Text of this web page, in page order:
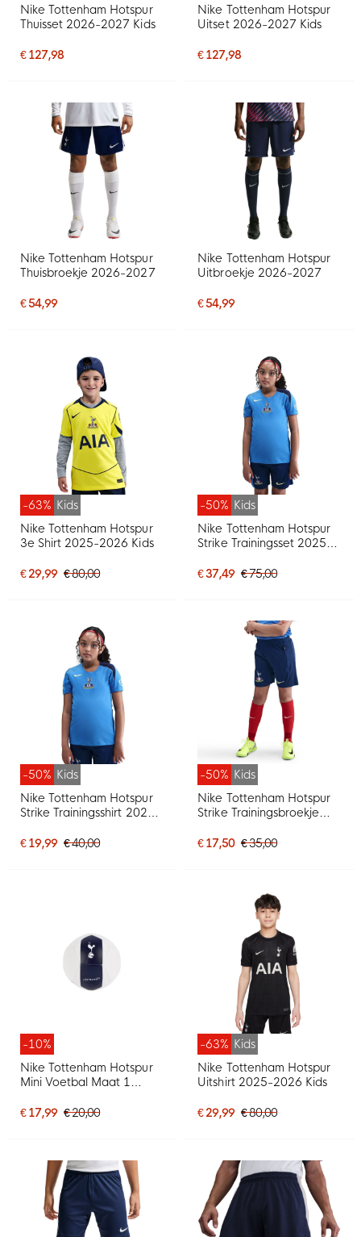
Nike Tottenham Hotspur
Thuisset 2026-2027 Kids
€ 127,98
Nike Tottenham Hotspur
Uitset 2026-2027 Kids
€ 127,98
Nike Tottenham Hotspur
Thuisbroekje 2026-2027
€ 54,99
Nike Tottenham Hotspur
Uitbroekje 2026-2027
€ 54,99
-63% Kids
Nike Tottenham Hotspur
3e Shirt 2025-2026 Kids
€ 29,99 € 80,00
-50% Kids
Nike Tottenham Hotspur
Strike Trainingsset 2025-
Donkerblauw Felgeel
€ 37,49 € 75,00
-50% Kids
Nike Tottenham Hotspur
Strike Trainingsshirt 2025-
Donkerblauw Felgeel
€ 19,99 € 40,00
-50% Kids
Nike Tottenham Hotspur
Strike Trainingsbroekje
Donkerblauw Blauw
€ 17,50 € 35,00
-10%
Nike Tottenham Hotspur
Mini Voetbal Maat 1
Donkerblauw
€ 17,99 € 20,00
-63% Kids
Nike Tottenham Hotspur
Uitshirt 2025-2026 Kids
€ 29,99 € 80,00